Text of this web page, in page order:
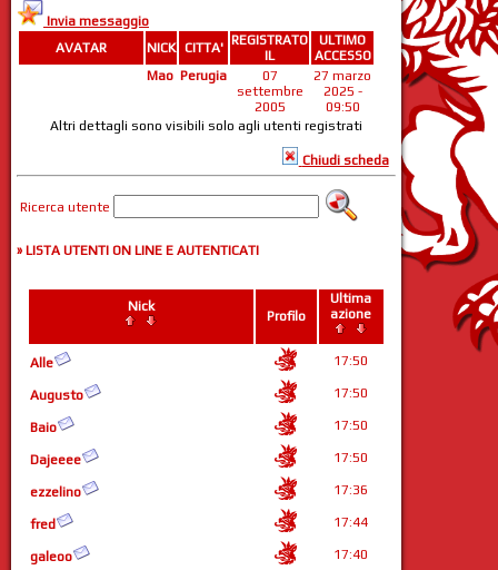
Invia messaggio
AVATAR
NICK CITTA'
REGISTRATO
IL
ULTIMO
ACCESSO
Mao Perugia
07
settembre
2005
27 marzo
2025 -
09:50
Altri dettagli sono visibili solo agli utenti registrati
Chiudi scheda
Ricerca utente
» LISTA UTENTI ON LINE E AUTENTICATI
Nick
Profilo
Ultima
azione
Alle 17:50
Augusto 17:50
Baio 17:50
Dajeeee 17:50
ezzelino 17:36
fred 17:44
galeoo 17:40